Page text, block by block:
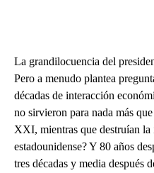
La grandilocuencia del
Pero a menudo plantea
décadas de interacción
no sirvieron para nada más
XXI, mientras que destruían la
estadounidense? Y 80 años
tres décadas y media después